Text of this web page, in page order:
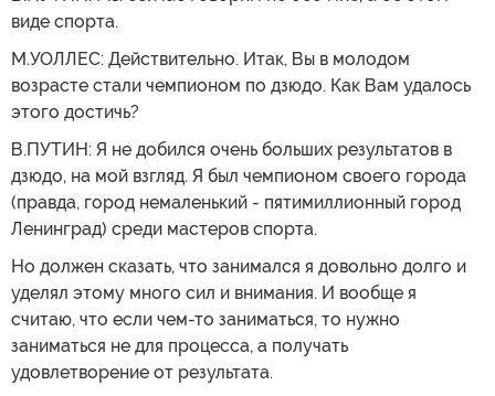
виде спорта.
М.УОЛЛЕС: Действительно. Итак, Вы в молодом
возрасте стали чемпионом по дзюдо. Как Вам удалось
этого достичь?
В.ПУТИН: Я не добился очень больших результатов в
дзюдо, на мой взгляд. Я был чемпионом своего города
(правда, город немаленький - пятимиллионный город
Ленинград) среди мастеров спорта.
Но должен сказать, что занимался я довольно долго и
уделял этому много сил и внимания. И вообще я
считаю, что если чем-то заниматься, то нужно
заниматься не для процесса, а получать
удовлетворение от результата.